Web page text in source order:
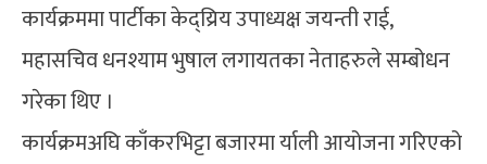
कार्यक्रममा पार्टीका केद्य्रिय उपाध्यक्ष जयन्ती राई,
महासचिव धनश्याम भुषाल लगायतका नेताहरुले सम्बोधन
गरेका थिए ।
कार्यक्रमअघि काँकरभिट्टा बजारमा र्याली आयोजना गरिएको